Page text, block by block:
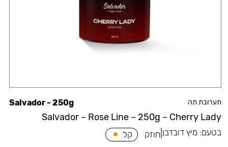
תערובת תה
Salvador – Rose Line – 250g – Cherry Lady
Salvador - 250g
בטעם: מיץ דובדבן חוזק קל